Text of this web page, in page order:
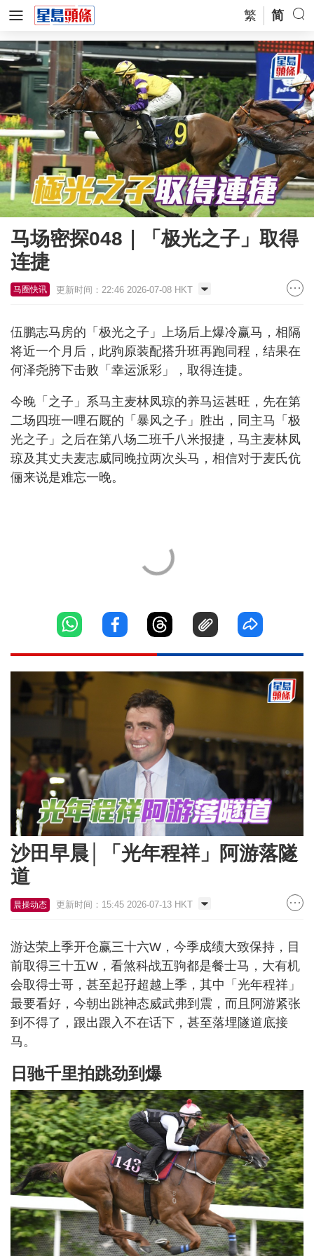
繁 简
马场密探048｜「极光之子」取得
连捷
马圈快讯 更新时间：22:46 2026-07-08 HKT
伍鹏志马房的「极光之子」上场后上爆冷赢马，相隔
将近一个月后，此驹原装配搭升班再跑同程，结果在
何泽尧胯下击败「幸运派彩」，取得连捷。
今晚「之子」系马主麦林凤琼的养马运甚旺，先在第
二场四班一哩石厩的「暴风之子」胜出，同主马「极
光之子」之后在第八场二班千八米报捷，马主麦林凤
琼及其丈夫麦志威同晚拉两次头马，相信对于麦氏伉
俪来说是难忘一晚。
沙田早晨│「光年程祥」阿游落隧
道
晨操动态 更新时间：15:45 2026-07-13 HKT
游达荣上季开仓赢三十六W，今季成绩大致保持，目
前取得三十五W，看煞科战五驹都是餐士马，大有机
会取得士哥，甚至起孖超越上季，其中「光年程祥」
最要看好，今朝出跳神态威武弗到震，而且阿游紧张
到不得了，跟出跟入不在话下，甚至落埋隧道底接
马。
日驰千里拍跳劲到爆